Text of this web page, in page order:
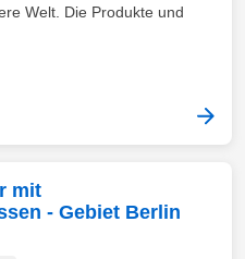
Welt. Die Produkte und
mit
- Gebiet Berlin